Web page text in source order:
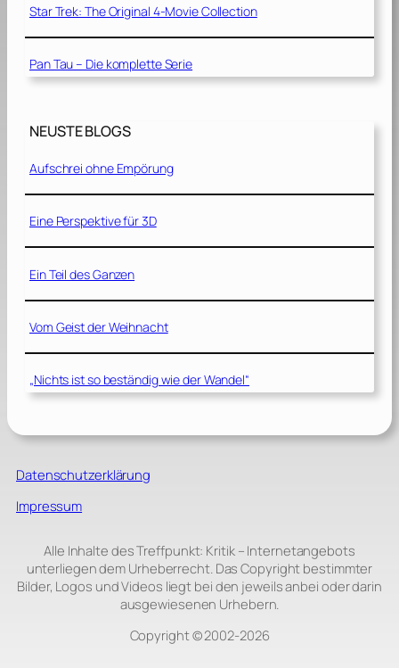
Star Trek: The Original 4-Movie Collection
Pan Tau – Die komplette Serie
NEUSTE BLOGS
Aufschrei ohne Empörung
Eine Perspektive für 3D
Ein Teil des Ganzen
Vom Geist der Weihnacht
„Nichts ist so beständig wie der Wandel“
Datenschutzerklärung
Impressum
Alle Inhalte des Treffpunkt: Kritik – Internetangebots
unterliegen dem Urheberrecht. Das Copyright bestimmter
Bilder, Logos und Videos liegt bei den jeweils anbei oder darin
ausgewiesenen Urhebern.
Copyright © 2002‑2026